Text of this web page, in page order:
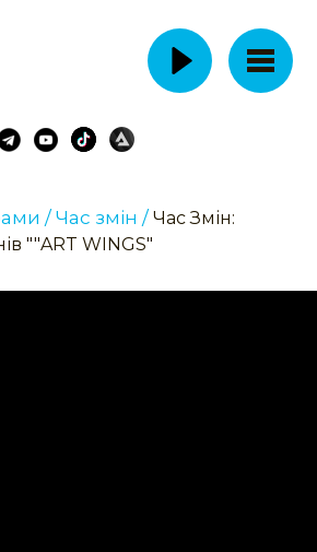
/Час змін / Час Змін:
""ART WINGS"